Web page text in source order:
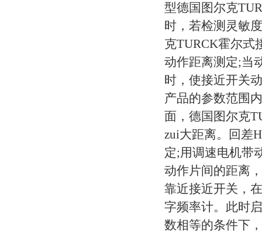
型德国图尔克
时，若检测灵敏
克TURCK霍尔式
动作距离测定;当
时，使接近开关
产品的参数范围
面，德国图尔克
zui大距离。回差
定;用调速电机带
动作片间的距离
靠近接近开关，
字频率计。此时
数相等的条件下